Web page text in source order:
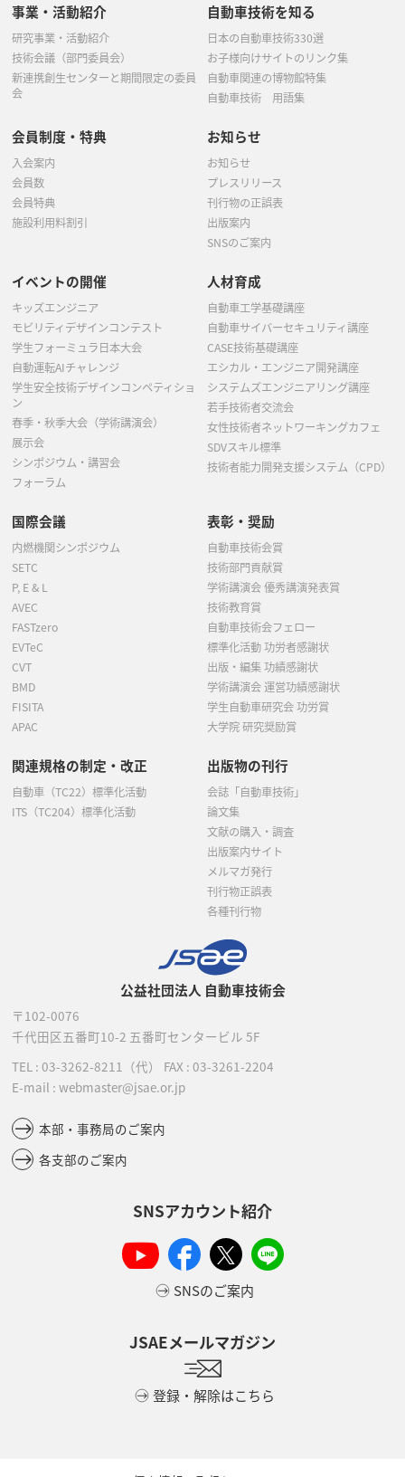
公益社団法人 自動車技術会
〒102-0076
千代田区五番町10-2 五番町センタービル 5F
TEL : 03-3262-8211 （代） FAX : 03-3261-2204
E-mail : webmaster@jsae.or.jp
本部・事務局のご案内
各支部のご案内
SNSアカウント紹介
SNSのご案内
JSAEメールマガジン
登録・解除はこちら
事業・活動紹介
研究事業・活動紹介
技術会議（部門委員会）
新連携創生センターと期間限定の委員
会
自動車技術を知る
日本の自動車技術330選
お子様向けサイトのリンク集
自動車関連の博物館特集
自動車技術 用語集
会員制度・特典
入会案内
会員数
会員特典
施設利用料割引
お知らせ
お知らせ
プレスリリース
刊行物の正誤表
出版案内
SNSのご案内
イベントの開催
キッズエンジニア
モビリティデザインコンテスト
学生フォーミュラ日本大会
自動運転AIチャレンジ
学生安全技術デザインコンペティショ
ン
春季・秋季大会（学術講演会）
展示会
シンポジウム・講習会
フォーラム
人材育成
自動車工学基礎講座
自動車サイバーセキュリティ講座
CASE技術基礎講座
エシカル・エンジニア開発講座
システムズエンジニアリング講座
若手技術者交流会
女性技術者ネットワーキングカフェ
SDVスキル標準
技術者能力開発支援システム（CPD）
国際会議
内燃機関シンポジウム
SETC
P, E & L
AVEC
FASTzero
EVTeC
CVT
BMD
FISITA
APAC
表彰・奨励
自動車技術会賞
技術部門貢献賞
学術講演会 優秀講演発表賞
技術教育賞
自動車技術会フェロー
標準化活動 功労者感謝状
出版・編集 功績感謝状
学術講演会 運営功績感謝状
学生自動車研究会 功労賞
大学院 研究奨励賞
関連規格の制定・改正
自動車（TC22）標準化活動
ITS（TC204）標準化活動
出版物の刊行
会誌「自動車技術」
論文集
文献の購入・調査
出版案内サイト
メルマガ発行
刊行物正誤表
各種刊行物